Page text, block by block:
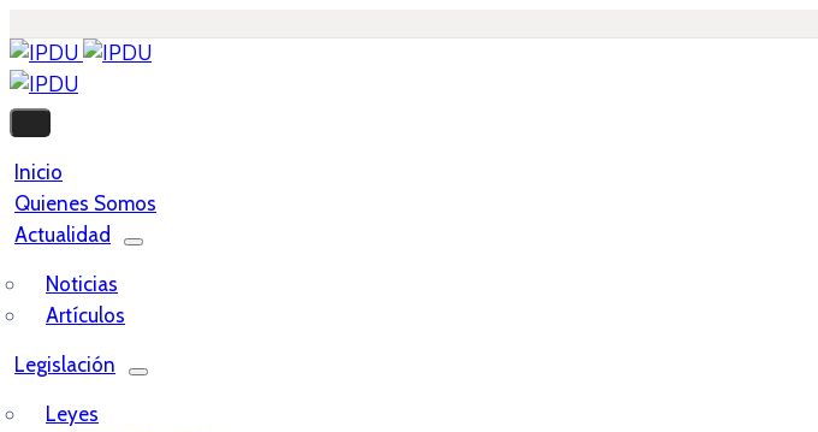
Inicio
Quienes Somos
Actualidad
Noticias
Artículos
Legislación
Leyes